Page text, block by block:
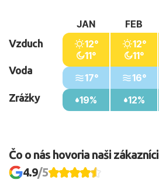
Vzduch
Voda
Zrážky
JAN
12°
11°
17°
19%
FEB
12°
11°
16°
12%
Čo o nás hovoria naši zákazníci
4.9/5